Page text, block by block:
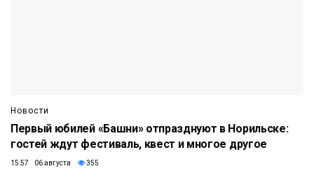
Новости
Первый юбилей «Башни» отпразднуют в Норильске:
гостей ждут фестиваль, квест и многое другое
15:57 06 августа 355